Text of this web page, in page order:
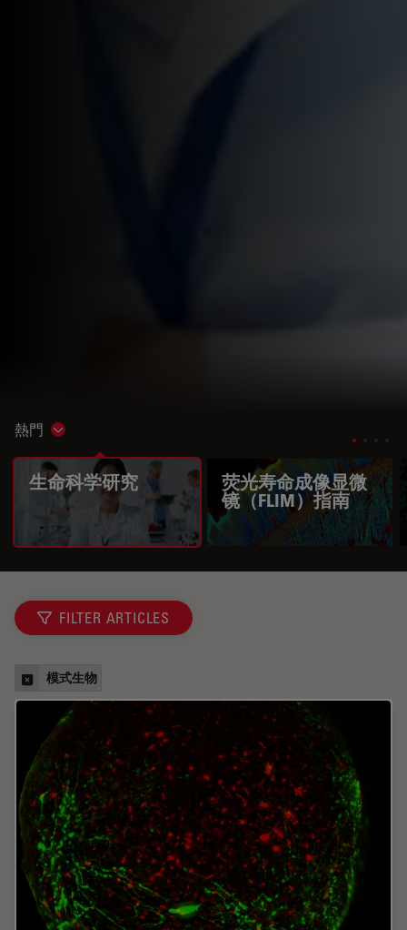
熱門 Show subnavigation
生命科学研究
荧光寿命成像显微
镜（FLIM）指南
FILTER ARTICLES
模式生物